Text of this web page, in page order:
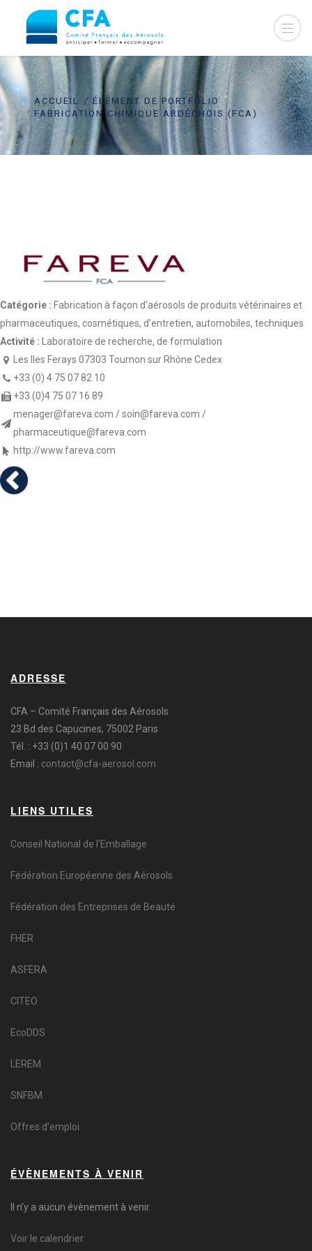
ACCUEIL
ÉLÉMENT DE PORTFOLIO
FABRICATION CHIMIQUE ARDÉCHOIS (FCA)
Catégorie : Fabrication à façon d’aérosols de produits vétérinaires et
pharmaceutiques, cosmétiques, d’entretien, automobiles, techniques
Activité : Laboratoire de recherche, de formulation
Les Iles Ferays 07303 Tournon sur Rhône Cedex
+33 (0) 4 75 07 82 10
+33 (0)4 75 07 16 89
menager@fareva.com / soin@fareva.com /
pharmaceutique@fareva.com
http://www.fareva.com
ADRESSE
CFA – Comité Français des Aérosols
23 Bd des Capucines, 75002 Paris
Tél. : +33 (0)1 40 07 00 90
Email : contact@cfa-aerosol.com
LIENS UTILES
Conseil National de l'Emballage
Fédération Européenne des Aérosols
Fédération des Entreprises de Beauté
FHER
ASFERA
CITEO
EcoDDS
LEREM
SNFBM
Offres d'emploi
ÉVÈNEMENTS À VENIR
Il n’y a aucun évènement à venir.
Voir le calendrier